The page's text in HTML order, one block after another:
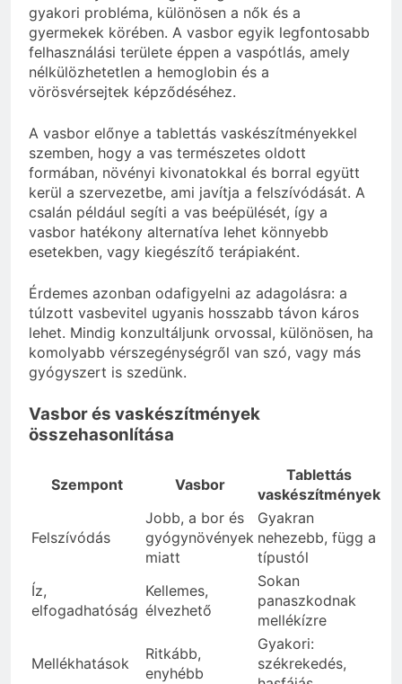
gyakori probléma, különösen a nők és a
gyermekek körében. A vasbor egyik legfontosabb
felhasználási területe éppen a vaspótlás, amely
nélkülözhetetlen a hemoglobin és a
vörösvérsejtek képződéséhez.
A vasbor előnye a tablettás vaskészítményekkel
szemben, hogy a vas természetes oldott
formában, növényi kivonatokkal és borral együtt
kerül a szervezetbe, ami javítja a felszívódását. A
csalán például segíti a vas beépülését, így a
vasbor hatékony alternatíva lehet könnyebb
esetekben, vagy kiegészítő terápiaként.
Érdemes azonban odafigyelni az adagolásra: a
túlzott vasbevitel ugyanis hosszabb távon káros
lehet. Mindig konzultáljunk orvossal, különösen, ha
komolyabb vérszegénységről van szó, vagy más
gyógyszert is szedünk.
Vasbor és vaskészítmények
összehasonlítása
Szempont Vasbor
Tablettás
vaskészítmények
Felszívódás
Jobb, a bor és
gyógynövények
miatt
Gyakran
nehezebb, függ a
típustól
Íz,
elfogadhatóság
Kellemes,
élvezhető
Sokan
panaszkodnak
mellékízre
Mellékhatások
Ritkább,
enyhébb
Gyakori:
székrekedés,